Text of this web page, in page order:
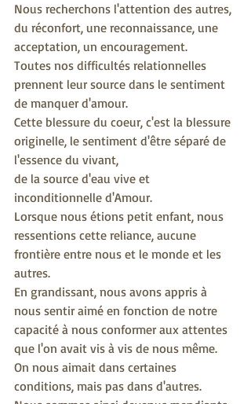
Nous recherchons l'attention des autres,
du réconfort, une reconnaissance, une
acceptation, un encouragement.
Toutes nos difficultés relationnelles
prennent leur source dans le sentiment
de manquer d'amour.
Cette blessure du coeur, c'est la blessure
originelle, le sentiment d'être séparé de
l'essence du vivant,
de la source d'eau vive et
inconditionnelle d'Amour.
Lorsque nous étions petit enfant, nous
ressentions cette reliance, aucune
frontière entre nous et le monde et les
autres.
En grandissant, nous avons appris à
nous sentir aimé en fonction de notre
capacité à nous conformer aux attentes
que l'on avait vis à vis de nous même.
On nous aimait dans certaines
conditions, mais pas dans d'autres.